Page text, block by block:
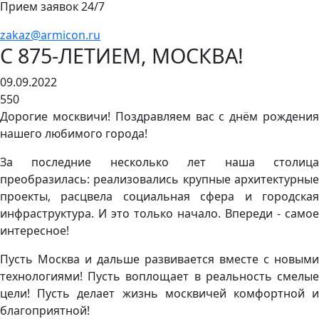
Прием заявок 24/7
zakaz@armicon.ru
С 875-ЛЕТИЕМ, МОСКВА!
09.09.2022
550
Дорогие москвичи! Поздравляем вас с днём рождения
нашего любимого города!
За последние несколько лет наша столица
преобразилась: реализовались крупные архитектурные
проекты, расцвела социальная сфера и городская
инфраструктура. И это только начало. Впереди - самое
интересное!
Пусть Москва и дальше развивается вместе с новыми
технологиями! Пусть воплощает в реальность смелые
цели! Пусть делает жизнь москвичей комфортной и
благоприятной!